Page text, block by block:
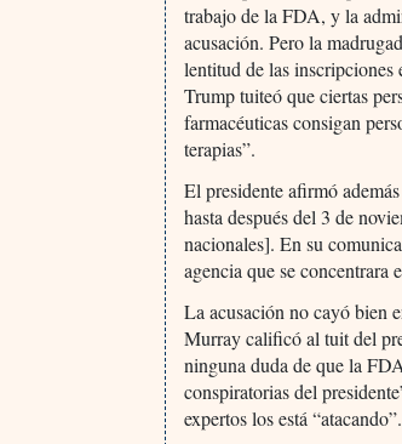
trabajo de la FDA, y la
acusación. Pero la
lentitud de las inscripciones
Trump tuiteó que ciertas
farmacéuticas consigan
terapias”.
El presidente afirmó
hasta después del 3 de
nacionales]. En su
agencia que se concentrara
La acusación no cayó bien
Murray calificó al tuit del
ninguna duda de que la
conspiratorias del
expertos los está “atacando”.